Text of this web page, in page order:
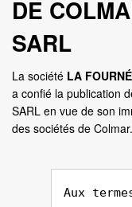
DE
SARL
La société LA
a confié la publication
SARL en vue de son
des sociétés de Colmar.
Aux